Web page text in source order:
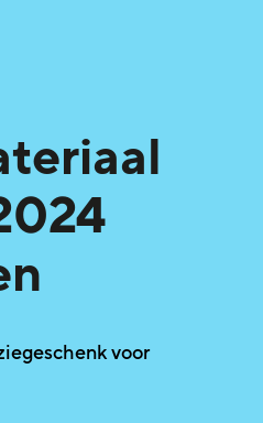
voor